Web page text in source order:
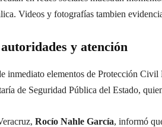
Videos y fotografías tambien
y atención
inmediato elementos de Protección Civil
de Seguridad Pública del Estado,
Rocío Nahle García, informó